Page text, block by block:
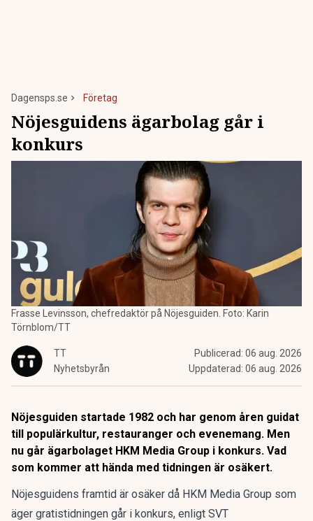
Dagensps.se Företag
Nöjesguidens ägarbolag går i
konkurs
Frasse Levinsson, chefredaktör på Nöjesguiden. Foto: Karin
Törnblom/TT
TT
Nyhetsbyrån
Publicerad: 06 aug. 2026
Uppdaterad: 06 aug. 2026
Nöjesguiden startade 1982 och har genom åren guidat
till populärkultur, restauranger och evenemang. Men
nu går ägarbolaget HKM Media Group i konkurs. Vad
som kommer att hända med tidningen är osäkert.
Nöjesguidens framtid är osäker då HKM Media Group som
äger gratistidningen går i konkurs, enligt SVT